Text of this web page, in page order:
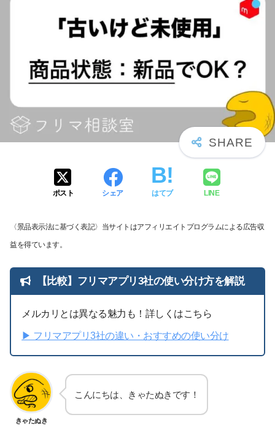
ポスト シェア はてブ LINE
〈景品表示法に基づく表記〉当サイトはアフィリエイトプログラムによる広告収
益を得ています。
【比較】フリマアプリ3社の使い分け方を解説
メルカリとは異なる魅力も！詳しくはこちら
▶︎ フリマアプリ3社の違い・おすすめの使い分け
きゃたぬき
こんにちは、きゃたぬきです！